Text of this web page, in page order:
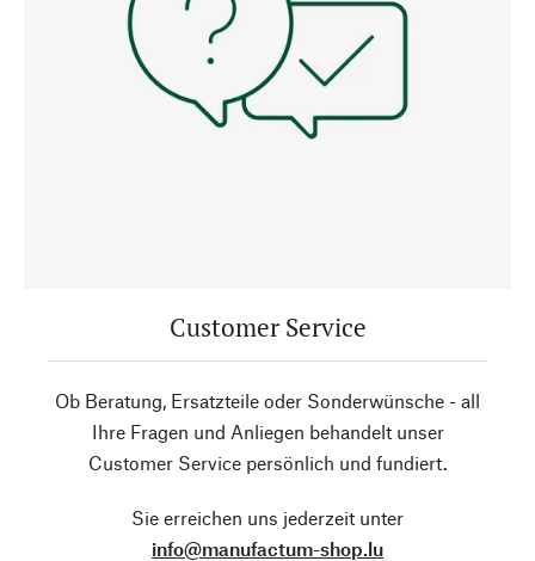
Customer Service
Ob Beratung, Ersatzteile oder Sonderwünsche - all
Ihre Fragen und Anliegen behandelt unser
Customer Service persönlich und fundiert.
Sie erreichen uns jederzeit unter
info@manufactum-shop.lu